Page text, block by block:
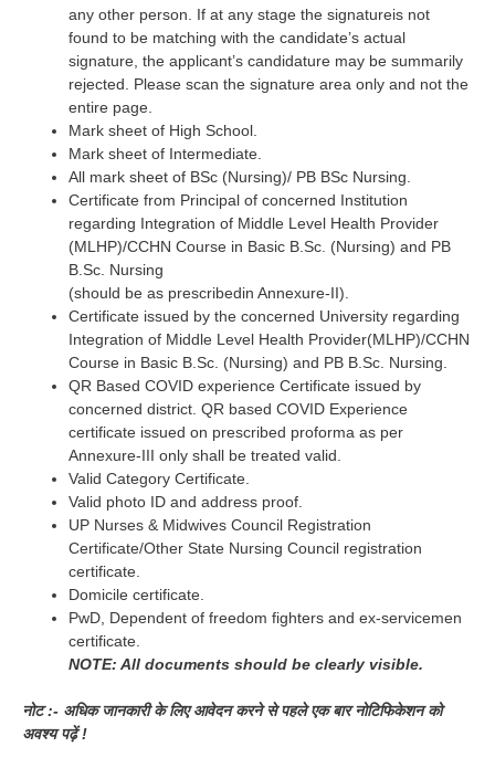
any other person. If at any stage the signatureis not
found to be matching with the candidate’s actual
signature, the applicant’s candidature may be summarily
rejected. Please scan the signature area only and not the
entire page.
Mark sheet of High School.
Mark sheet of Intermediate.
All mark sheet of BSc (Nursing)/ PB BSc Nursing.
Certificate from Principal of concerned Institution
regarding Integration of Middle Level Health Provider
(MLHP)/CCHN Course in Basic B.Sc. (Nursing) and PB
B.Sc. Nursing
(should be as prescribedin Annexure-II).
Certificate issued by the concerned University regarding
Integration of Middle Level Health Provider(MLHP)/CCHN
Course in Basic B.Sc. (Nursing) and PB B.Sc. Nursing.
QR Based COVID experience Certificate issued by
concerned district. QR based COVID Experience
certificate issued on prescribed proforma as per
Annexure-III only shall be treated valid.
Valid Category Certificate.
Valid photo ID and address proof.
UP Nurses & Midwives Council Registration
Certificate/Other State Nursing Council registration
certificate.
Domicile certificate.
PwD, Dependent of freedom fighters and ex-servicemen
certificate.
NOTE: All documents should be clearly visible.
नोट :- अधिक जानकारी के लिए आवेदन करने से पहले एक बार नोटिफिकेशन को
अवश्य पढ़ें !